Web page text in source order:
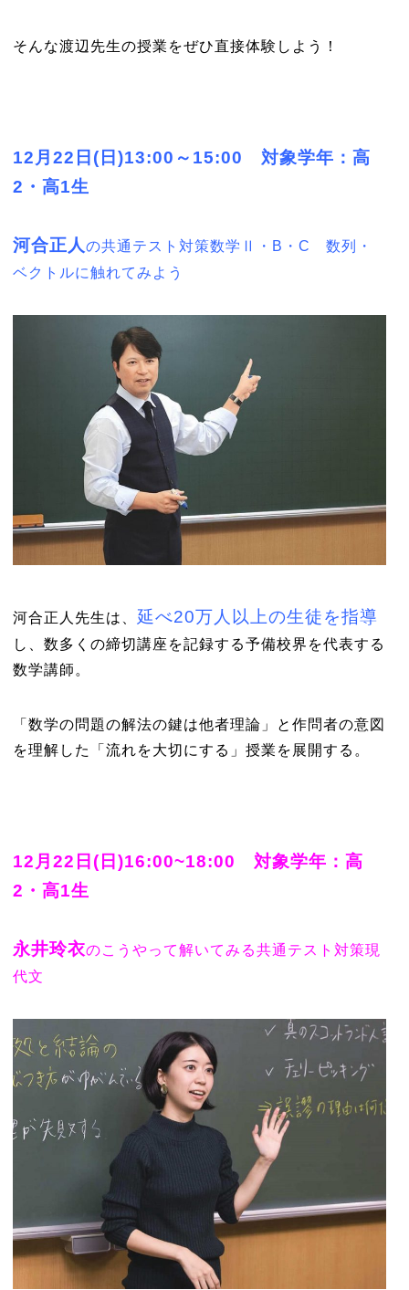
そんな渡辺先生の授業をぜひ直接体験しよう！
12月22日(日)13:00～15:00 対象学年：高
2・高1生
河合正人 の共通テスト対策数学Ⅱ・B・C 数列・
ベクトルに触れてみよう
河合正人先生は、 延べ20万人以上の生徒を指導
し、数多くの締切講座を記録する予備校界を代表する
数学講師。
「数学の問題の解法の鍵は他者理論」と作問者の意図
を理解した「流れを大切にする」授業を展開する。
12月22日(日)16:00~18:00 対象学年：高
2・高1生
永井玲衣のこうやって解いてみる共通テスト対策現
代文